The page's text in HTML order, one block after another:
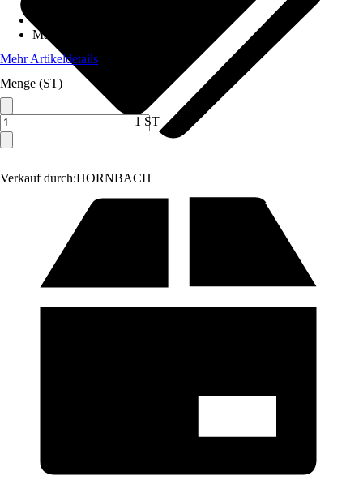
Verkauf durch:HORNBACH
Material
Mehr Artikeldetails
Menge (ST)
1 ST